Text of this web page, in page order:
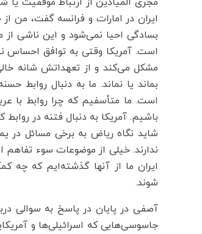
ایران در امارات و فرانسه گفت،
بسادگی احیا نمی‌شود و این ناشی
است. آمریکا وقتی به توافق احساس
مشکل می‌کند و از تعهداتش شانه
بماند یا نماند. ما به دنبال
است. ما متأسفیم که چرا روابط با
باشیم. آمریکا به دنبال فتنه در
شاید نگاه ریاض به برخی مسائل در
ندارند. خیلی از موضوعات سوء
ایران ما از آنها گذشته‌ایم که چه
شوند.
آصفی در پایان در پاسخ به سوالی
جاسوسی‌هایی که اسرائیلی‌ها و